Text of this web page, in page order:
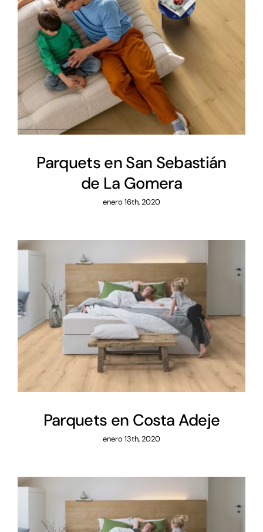
Parquets en San Sebastián de
La Gomera
Parquets en San Sebastián
de La Gomera
enero 16th, 2020
Parquets en Costa Adeje
Parquets en Costa Adeje
enero 13th, 2020